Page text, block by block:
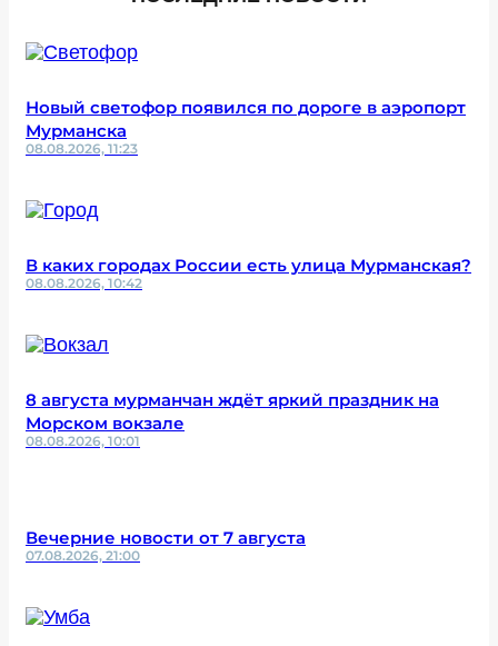
Новый светофор появился по дороге в аэропорт
Мурманска
08.08.2026, 11:23
В каких городах России есть улица Мурманская?
08.08.2026, 10:42
8 августа мурманчан ждёт яркий праздник на
Морском вокзале
08.08.2026, 10:01
Вечерние новости от 7 августа
07.08.2026, 21:00